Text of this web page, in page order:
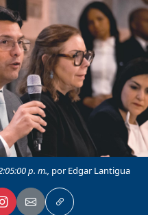
p. m., por Edgar Lantigua